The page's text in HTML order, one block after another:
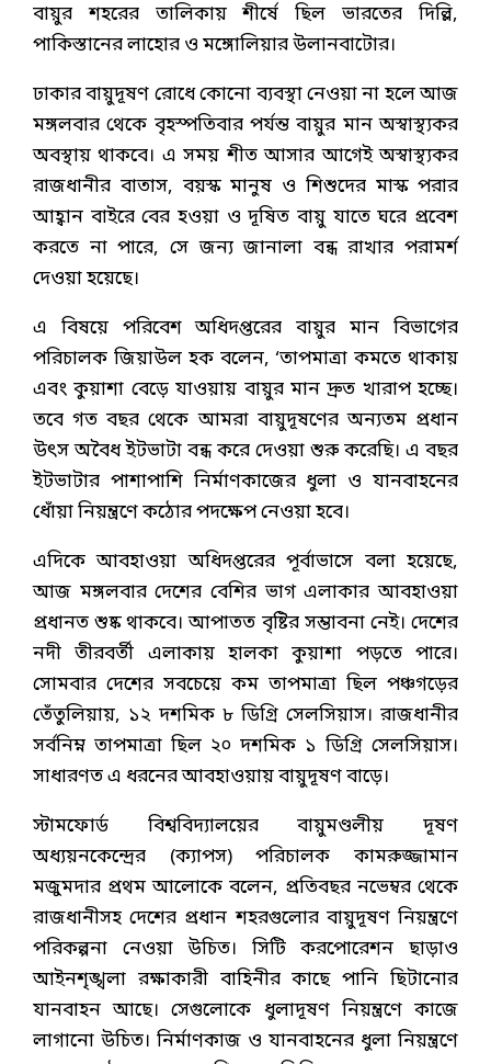
বায়ুর শহরের তালিকায় শীর্ষে ছিল ভারতের দিল্লি,
পাকিস্তানের লাহোর ও মঙ্গোলিয়ার উলানবাটোর।
ঢাকার বায়ুদূষণ রোধে কোনো ব্যবস্থা নেওয়া না হলে আজ
মঙ্গলবার থেকে বৃহস্পতিবার পর্যন্ত বায়ুর মান অস্বাস্থ্যকর
অবস্থায় থাকবে। এ সময় শীত আসার আগেই অস্বাস্থ্যকর
রাজধানীর বাতাস, বয়স্ক মানুষ ও শিশুদের মাস্ক পরার
আহ্বান বাইরে বের হওয়া ও দূষিত বায়ু যাতে ঘরে প্রবেশ
করতে না পারে, সে জন্য জানালা বন্ধ রাখার পরামর্শ
দেওয়া হয়েছে।
এ বিষয়ে পরিবেশ অধিদপ্তরের বায়ুর মান বিভাগের
পরিচালক জিয়াউল হক বলেন, ‘তাপমাত্রা কমতে থাকায়
এবং কুয়াশা বেড়ে যাওয়ায় বায়ুর মান দ্রুত খারাপ হচ্ছে।
তবে গত বছর থেকে আমরা বায়ুদূষণের অন্যতম প্রধান
উৎস অবৈধ ইটভাটা বন্ধ করে দেওয়া শুরু করেছি। এ বছর
ইটভাটার পাশাপাশি নির্মাণকাজের ধুলা ও যানবাহনের
ধোঁয়া নিয়ন্ত্রণে কঠোর পদক্ষেপ নেওয়া হবে।
এদিকে আবহাওয়া অধিদপ্তরের পূর্বাভাসে বলা হয়েছে,
আজ মঙ্গলবার দেশের বেশির ভাগ এলাকার আবহাওয়া
প্রধানত শুষ্ক থাকবে। আপাতত বৃষ্টির সম্ভাবনা নেই। দেশের
নদী তীরবর্তী এলাকায় হালকা কুয়াশা পড়তে পারে।
সোমবার দেশের সবচেয়ে কম তাপমাত্রা ছিল পঞ্চগড়ের
তেঁতুলিয়ায়, ১২ দশমিক ৮ ডিগ্রি সেলসিয়াস। রাজধানীর
সর্বনিম্ন তাপমাত্রা ছিল ২০ দশমিক ১ ডিগ্রি সেলসিয়াস।
সাধারণত এ ধরনের আবহাওয়ায় বায়ুদূষণ বাড়ে।
স্টামফোর্ড বিশ্ববিদ্যালয়ের বায়ুমণ্ডলীয় দূষণ
অধ্যয়নকেন্দ্রের (ক্যাপস) পরিচালক কামরুজ্জামান
মজুমদার প্রথম আলোকে বলেন, প্রতিবছর নভেম্বর থেকে
রাজধানীসহ দেশের প্রধান শহরগুলোর বায়ুদূষণ নিয়ন্ত্রণে
পরিকল্পনা নেওয়া উচিত। সিটি করপোরেশন ছাড়াও
আইনশৃঙ্খলা রক্ষাকারী বাহিনীর কাছে পানি ছিটানোর
যানবাহন আছে। সেগুলোকে ধুলাদূষণ নিয়ন্ত্রণে কাজে
লাগানো উচিত। নির্মাণকাজ ও যানবাহনের ধুলা নিয়ন্ত্রণে